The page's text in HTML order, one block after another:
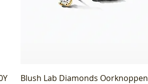
Blush Lab Diamonds Oorknoppen